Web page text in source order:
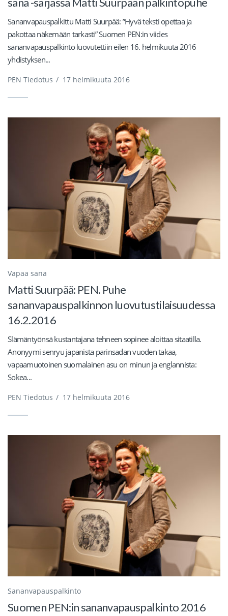
Sananvapauspalkittu Matti Suurpää: ”Hyvä teksti opettaa ja
pakottaa näkemään tarkasti” Suomen PEN:in viides
sananvapauspalkinto luovutettiin eilen 16. helmikuuta 2016
yhdistyksen...
PEN Tiedotus / 17 helmikuuta 2016
Vapaa sana
Matti Suurpää: PEN. Puhe
sananvapauspalkinnon luovutustilaisuudessa
16.2.2016
Slämäntyönsä kustantajana tehneen sopinee aloittaa sitaatilla.
Anonyymi senryu japanista parinsadan vuoden takaa,
vapaamuotoinen suomalainen asu on minun ja englannista:
Sokea...
PEN Tiedotus / 17 helmikuuta 2016
Sananvapauspalkinto
Suomen PEN:in sananvapauspalkinto 2016